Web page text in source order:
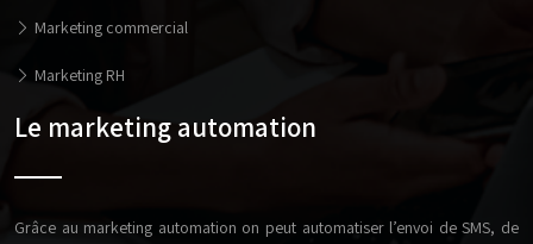
Marketing commercial
Marketing RH
Le marketing automation
Grâce au marketing automation on peut automatiser l’envoi de SMS, de